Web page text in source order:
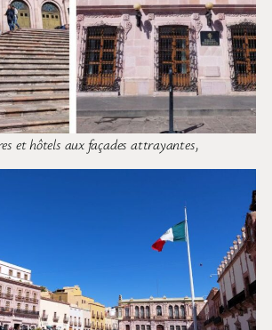
et hôtels aux façades attrayantes,